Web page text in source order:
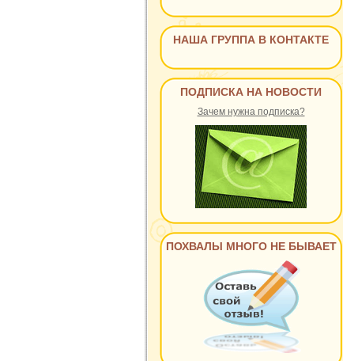
НАША ГРУППА В КОНТАКТЕ
ПОДПИСКА НА НОВОСТИ
Зачем нужна подписка?
ПОХВАЛЫ МНОГО НЕ БЫВАЕТ